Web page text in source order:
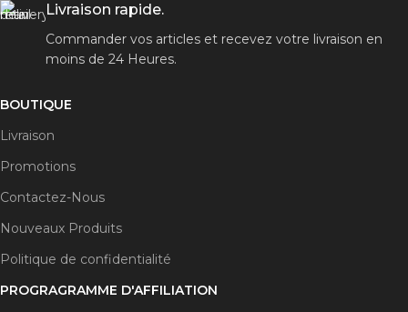
Livraison rapide.
Commander vos articles et recevez votre livraison en
moins de 24 Heures.
BOUTIQUE
Livraison
Promotions
Contactez-Nous
Nouveaux Produits
Politique de confidentialité
PROGRAGRAMME D'AFFILIATION